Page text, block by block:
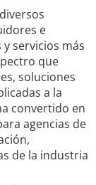
e
servicios más
que
soluciones
a la
convertido en
agencias de
de la industria